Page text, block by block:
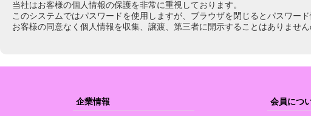
当社はお客様の個人情報の保護を非常に重視しております。
このシステムではパスワードを使用しますが、ブラウザを閉じるとパスワード
お客様の同意なく個人情報を収集、譲渡、第三者に開示することはありません
企業情報 会員につ